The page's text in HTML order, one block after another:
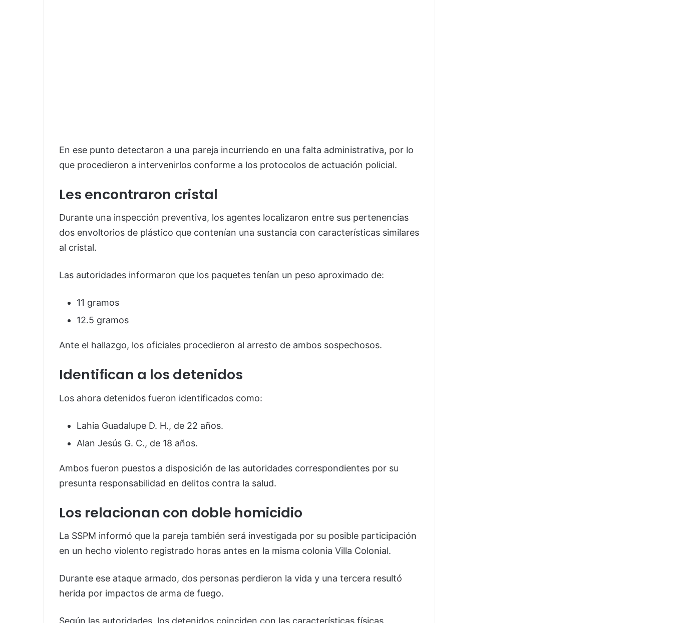
En ese punto detectaron a una pareja incurriendo en una falta administrativa, por lo
que procedieron a intervenirlos conforme a los protocolos de actuación policial.
Les encontraron cristal
Durante una inspección preventiva, los agentes localizaron entre sus pertenencias
dos envoltorios de plástico que contenían una sustancia con características similares
al cristal.
Las autoridades informaron que los paquetes tenían un peso aproximado de:
11 gramos
12.5 gramos
Ante el hallazgo, los oficiales procedieron al arresto de ambos sospechosos.
Identifican a los detenidos
Los ahora detenidos fueron identificados como:
Lahia Guadalupe D. H., de 22 años.
Alan Jesús G. C., de 18 años.
Ambos fueron puestos a disposición de las autoridades correspondientes por su
presunta responsabilidad en delitos contra la salud.
Los relacionan con doble homicidio
La SSPM informó que la pareja también será investigada por su posible participación
en un hecho violento registrado horas antes en la misma colonia Villa Colonial.
Durante ese ataque armado, dos personas perdieron la vida y una tercera resultó
herida por impactos de arma de fuego.
Según las autoridades, los detenidos coinciden con las características físicas